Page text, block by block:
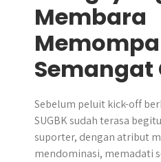
Membara
Memompa
Semangat
Sebelum peluit kick-off
SUGBK sudah terasa
suporter, dengan atribut
mendominasi, memadati